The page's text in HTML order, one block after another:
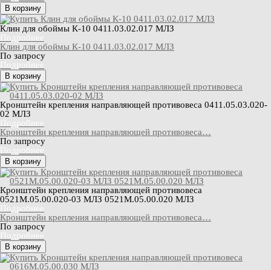
В корзину
Клин для обоймы К-10 0411.03.02.017 МЛЗ
Подробнее
Клин для обоймы К-10 0411.03.02.017 МЛЗ
По запросу
Подробнее
В корзину
Кронштейн крепления направляющей противовеса 0411.05.03.020-
02 МЛЗ
Подробнее
Кронштейн крепления направляющей противовеса…
По запросу
Подробнее
В корзину
Кронштейн крепления направляющей противовеса
0521М.05.00.020-03 МЛЗ 0521М.05.00.020 МЛЗ
Подробнее
Кронштейн крепления направляющей противовеса…
По запросу
Подробнее
В корзину